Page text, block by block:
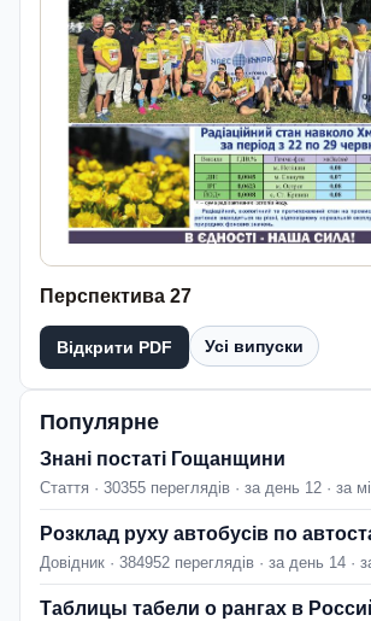
Перспектива 27
Відкрити PDF Усі випуски
Популярне
Знані постаті Гощанщини
Стаття · 30355 переглядів · за день 12 · за
Розклад руху автобусів по
Довідник · 384952 переглядів · за день 14 ·
Таблицы табели о рангах в